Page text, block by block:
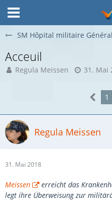
SM Hôpital militaire
Acceuil
Regula Meissen 31. Mai
1
Regula Meissen
31. Mai 2018
Meissen
erreicht das
legt ihre Überweisung zur